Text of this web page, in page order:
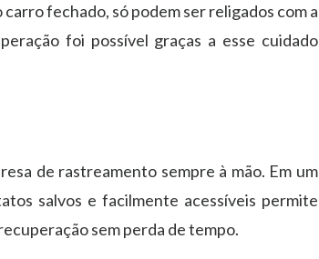
fechado, só podem ser religados com a
foi possível graças a esse cuidado
de rastreamento sempre à mão. Em um
salvos e facilmente acessíveis permite
sem perda de tempo.